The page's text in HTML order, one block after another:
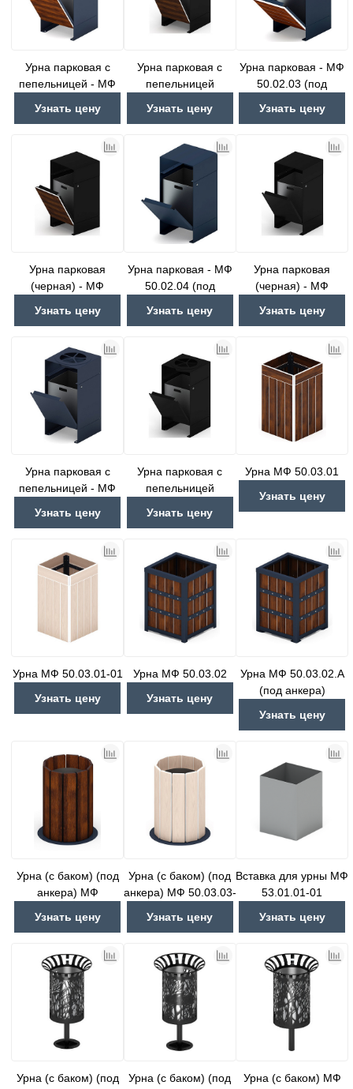
Урна парковая с
пепельницей - МФ
анкера)
Узнать цену
Урна парковая с
пепельницей
50.02.02-01 (под
Узнать цену
Урна парковая - МФ
50.02.03 (под
Узнать цену
Урна парковая
(черная) - МФ
анкера)
Узнать цену
Урна парковая - МФ
50.02.04 (под
Узнать цену
Урна парковая
(черная) - МФ
анкера)
Узнать цену
Урна парковая с
пепельницей - МФ
анкера)
Узнать цену
Урна парковая с
пепельницей
50.02.05-01 (под
Узнать цену
Урна МФ 50.03.01
Узнать цену
Урна МФ 50.03.01-01
Узнать цену
Урна МФ 50.03.02
Узнать цену
Урна МФ 50.03.02.А
(под анкера)
Узнать цену
Урна (с баком) (под
анкера) МФ
Узнать цену
Урна (с баком) (под
анкера) МФ 50.03.03-
Узнать цену
Вставка для урны МФ
53.01.01-01
Узнать цену
Урна (с баком) (под
Урна (с баком) (под
Урна (с баком) МФ